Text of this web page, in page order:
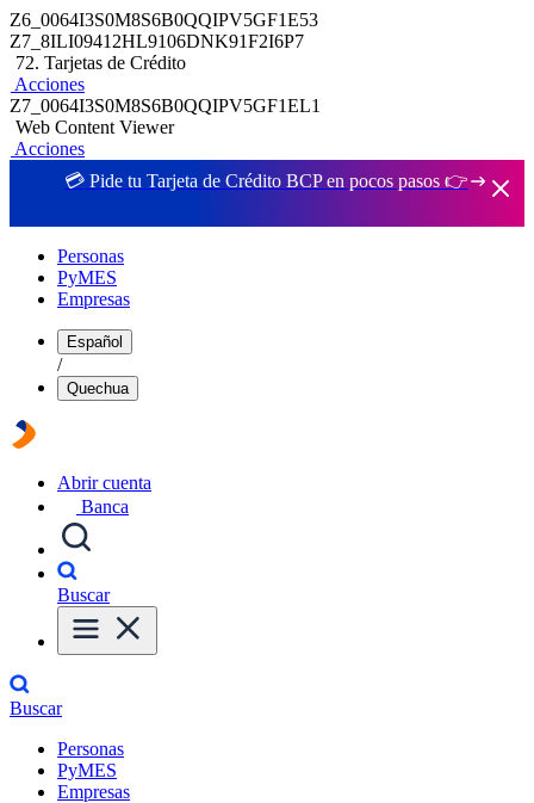
Z6_0064I3S0M8S6B0QQIPV5GF1E53
Z7_8ILI09412HL9106DNK91F2I6P7
72. Tarjetas de Crédito
Acciones
Z7_0064I3S0M8S6B0QQIPV5GF1EL1
Web Content Viewer
Acciones
💳 Pide tu Tarjeta de Crédito BCP en pocos pasos 👉
Personas
PyMES
Empresas
Español
/
Quechua
Abrir cuenta
Banca
Buscar
Buscar
Personas
PyMES
Empresas